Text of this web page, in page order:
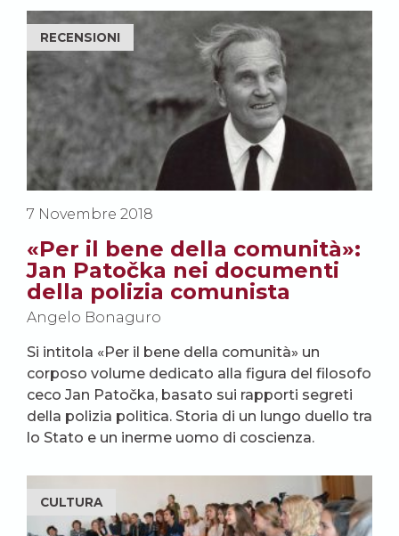
RECENSIONI
7 Novembre 2018
«Per il bene della comunità»:
Jan Patočka nei documenti
della polizia comunista
Angelo Bonaguro
Si intitola «Per il bene della comunità» un
corposo volume dedicato alla figura del filosofo
ceco Jan Patočka, basato sui rapporti segreti
della polizia politica. Storia di un lungo duello tra
lo Stato e un inerme uomo di coscienza.
CULTURA